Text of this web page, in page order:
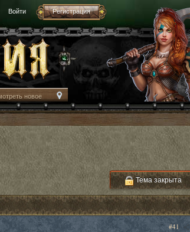
Войти Регистрация
новое
Тема закрыта
#41